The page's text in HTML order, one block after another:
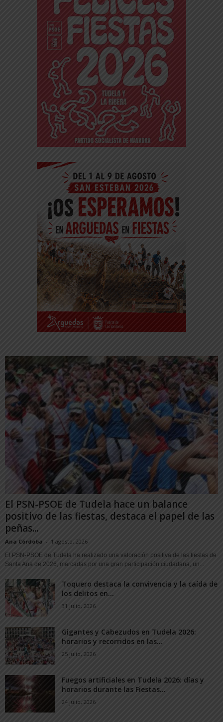
El PSN-PSOE de Tudela hace un balance
positivo de las fiestas, destaca el papel de las
peñas...
Ana Córdoba - 1 agosto, 2026
El PSN-PSOE de Tudela ha realizado una valoración positiva de las fiestas de
Santa Ana de 2026, marcadas por una gran participación ciudadana, un...
Toquero destaca la convivencia y la caída de
los delitos en...
31 julio, 2026
Gigantes y Cabezudos en Tudela 2026:
horarios y recorridos en las...
25 julio, 2026
Fuegos artificiales en Tudela 2026: días y
horarios durante las Fiestas...
24 julio, 2026